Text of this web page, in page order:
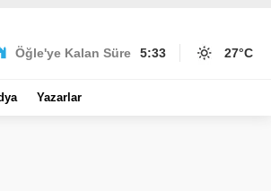
Öğle'ye Kalan Süre 5:33 27°C
Yazarlar